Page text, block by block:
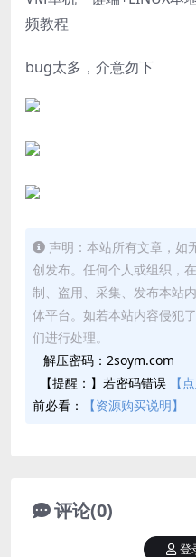
频教程
bug太多，介意勿下
声明：本站所有文章，如
创发布。任何个人或组织，
制、盗用、采集、发布本站
体平台。如若本站内容侵犯
们进行处理。
解压密码：2soym.com
【提醒：】若密码错误
【
前必看：
【资源购买说明】
评论(0)
登